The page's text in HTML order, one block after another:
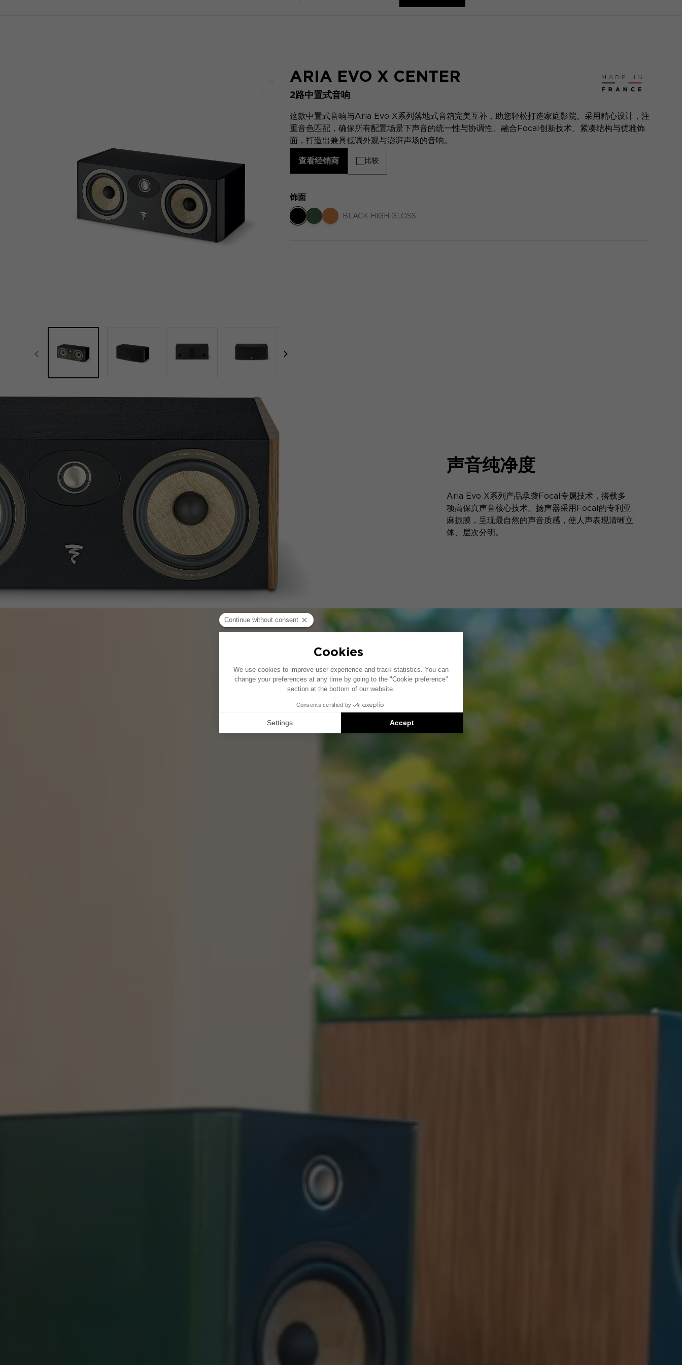
focal-naim-frontent::misc.prev_label focal-naim-frontent::misc.next_label
全屏幕
ARIA EVO X CENTER
2路中置式音响
这款中置式音响与Aria Evo X系列落地式音箱完美互补，助您轻松打造家庭影院。采用精心设计，注
重音色匹配，确保所有配置场景下声音的统一性与协调性。融合Focal创新技术、紧凑结构与优雅饰
面，打造出兼具低调外观与澎湃声场的音响。
饰面
BLACK HIGH GLOSS
查看经销商 比较
声音纯净度
Aria Evo X系列产品承袭Focal专属技术，搭载多
项高保真声音核心技术。扬声器采用Focal的专利亚
麻振膜，呈现最自然的声音质感，使人声表现清晰立
体、层次分明。